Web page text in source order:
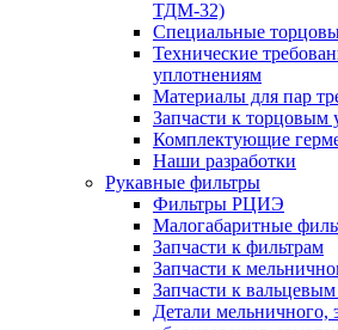
ТДМ-32)
Специальные
Технические
уплотнениям
Материалы для пар
Запчасти к торцовым
Комплектующие
Наши разработки
Рукавные фильтры
Фильтры РЦИЭ
Малогабаритные
Запчасти к фильтрам
Запчасти к
Запчасти к
Детали мельничного,